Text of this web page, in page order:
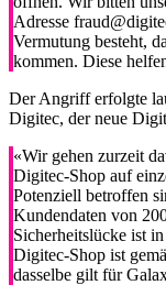
Adresse
Vermutung besteht,
kommen. Diese
Der Angriff erfolgte
Digitec, der neue
«Wir gehen zurzeit
Digitec-Shop auf
Potenziell betroffen
Kundendaten von
Sicherheitslücke ist
Digitec-Shop ist
dasselbe gilt für